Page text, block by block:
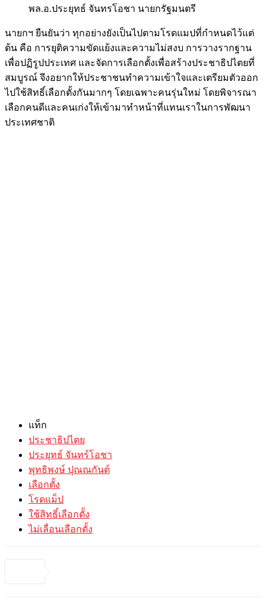
พล.อ.ประยุทธ์ จันทรโอชา นายกรัฐมนตรี
นายกฯ ยืนยันว่า ทุกอย่างยังเป็นไปตามโรดแมปที่กำหนดไว้แต่
ต้น คือ การยุติความขัดแย้งและความไม่สงบ การวางรากฐาน
เพื่อปฏิรูปประเทศ และจัดการเลือกตั้งเพื่อสร้างประชาธิปไตยที่
สมบูรณ์ จึงอยากให้ประชาชนทำความเข้าใจและเตรียมตัวออก
ไปใช้สิทธิ์เลือกตั้งกันมากๆ โดยเฉพาะคนรุ่นใหม่ โดยพิจารณา
เลือกคนดีและคนเก่งให้เข้ามาทำหน้าที่แทนเราในการพัฒนา
ประเทศชาติ
แท็ก
ประชาธิปไตย
ประยุทธ์ จันทร์โอชา
พุทธิพงษ์ ปุณณกันต์
เลือกตั้ง
โรดแม็ป
ใช้สิทธิ์เลือกตั้ง
ไม่เลื่อนเลือกตั้ง